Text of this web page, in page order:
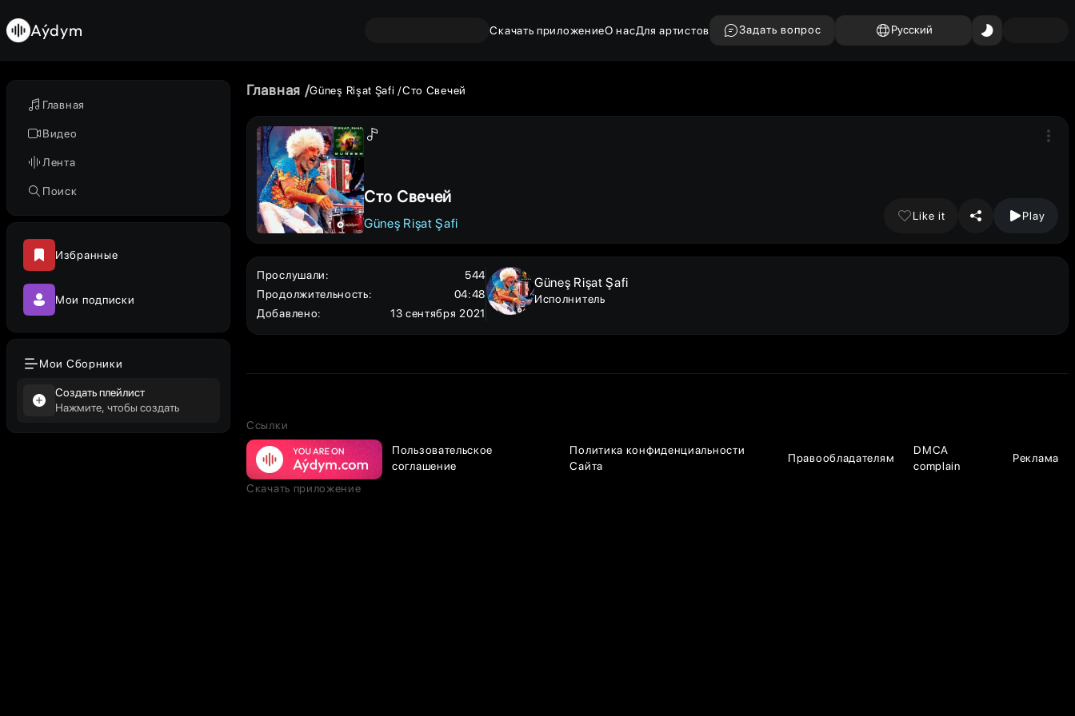
Главная
Видео
Лента
Поиск
Избранные
Мои подписки
Мои Сборники
Создать плейлист
Нажмите, чтобы создать
Aýdym Скачать приложениеО насДля артистов Задать вопрос Русский
Главная Güneş Rişat Şafi Сто Свечей
Сто Свечей
Güneş Rişat Şafi
Like it Play
Прослушали:
544
Продолжительность:
04:48
Добавлено: 13 сентября 2021
Güneş Rişat Şafi
Исполнитель
Ссылки
Пользовательское
соглашение
Политика конфиденциальности
Сайта
Правообладателям
DMCA
complain
Реклама
Скачать приложение